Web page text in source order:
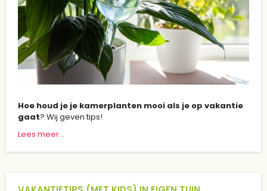
Hoe houd je je kamerplanten mooi als je op vakantie
gaat? Wij geven tips!
Lees meer...